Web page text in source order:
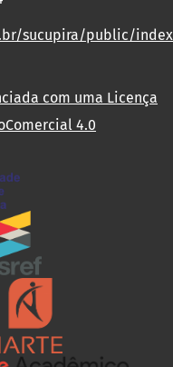
sucupira/public/
com uma Licença
4.0